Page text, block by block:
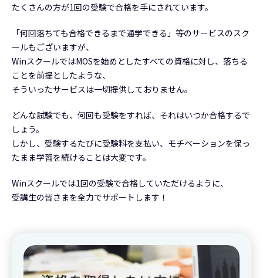
たくさんの方が1回の受験で合格を手にされています。
「何回落ちても合格できるまで通学できる」等のサービスのスク
ールもございますが、
WinスクールではMOSを始めとしたすべての資格に対し、落ちる
ことを前提としたような、
そういったサービスは一切提供しておりません。
どんな試験でも、何回も受験をすれば、それはいつか合格するで
しょう。
しかし、受験するたびに受験料を支払い、モチベーションを保っ
たまま学習を続けることは大変です。
Winスクールでは1回の受験で合格していただけるように、
受講生の皆さまを全力でサポートします！